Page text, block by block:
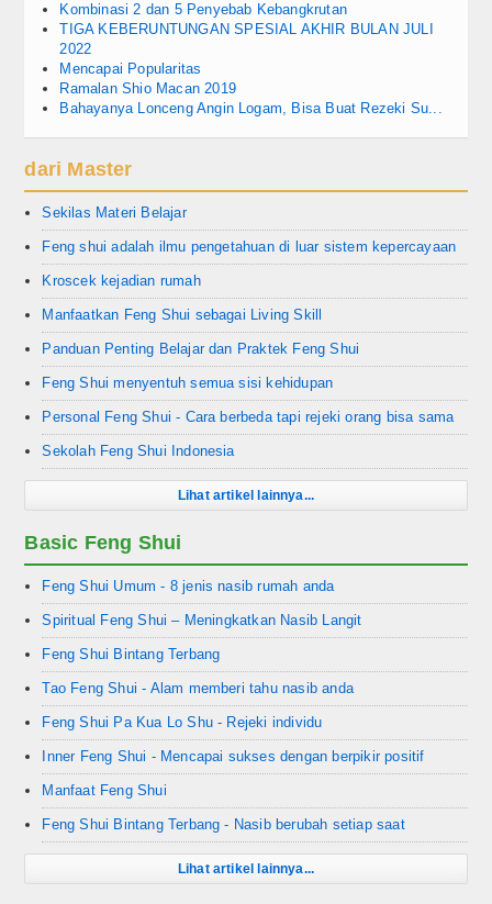
Kombinasi 2 dan 5 Penyebab Kebangkrutan
TIGA KEBERUNTUNGAN SPESIAL AKHIR BULAN JULI
2022
Mencapai Popularitas
Ramalan Shio Macan 2019
Bahayanya Lonceng Angin Logam, Bisa Buat Rezeki Su...
dari Master
Sekilas Materi Belajar
Feng shui adalah ilmu pengetahuan di luar sistem kepercayaan
Kroscek kejadian rumah
Manfaatkan Feng Shui sebagai Living Skill
Panduan Penting Belajar dan Praktek Feng Shui
Feng Shui menyentuh semua sisi kehidupan
Personal Feng Shui - Cara berbeda tapi rejeki orang bisa sama
Sekolah Feng Shui Indonesia
Lihat artikel lainnya...
Basic Feng Shui
Feng Shui Umum - 8 jenis nasib rumah anda
Spiritual Feng Shui – Meningkatkan Nasib Langit
Feng Shui Bintang Terbang
Tao Feng Shui - Alam memberi tahu nasib anda
Feng Shui Pa Kua Lo Shu - Rejeki individu
Inner Feng Shui - Mencapai sukses dengan berpikir positif
Manfaat Feng Shui
Feng Shui Bintang Terbang - Nasib berubah setiap saat
Lihat artikel lainnya...